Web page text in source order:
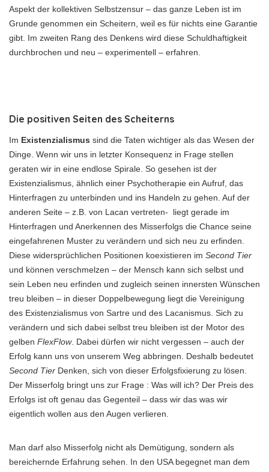
Aspekt der kollektiven Selbstzensur – das ganze Leben ist im
Grunde genommen ein Scheitern, weil es für nichts eine Garantie
gibt. Im zweiten Rang des Denkens wird diese Schuldhaftigkeit
durchbrochen und neu – experimentell – erfahren.
Die positiven Seiten des Scheiterns
Im Existenzialismus sind die Taten wichtiger als das Wesen der
Dinge. Wenn wir uns in letzter Konsequenz in Frage stellen
geraten wir in eine endlose Spirale. So gesehen ist der
Existenzialismus, ähnlich einer Psychotherapie ein Aufruf, das
Hinterfragen zu unterbinden und ins Handeln zu gehen. Auf der
anderen Seite – z.B. von Lacan vertreten- liegt gerade im
Hinterfragen und Anerkennen des Misserfolgs die Chance seine
eingefahrenen Muster zu verändern und sich neu zu erfinden.
Diese widersprüchlichen Positionen koexistieren im Second Tier
und können verschmelzen – der Mensch kann sich selbst und
sein Leben neu erfinden und zugleich seinen innersten Wünschen
treu bleiben – in dieser Doppelbewegung liegt die Vereinigung
des Existenzialismus von Sartre und des Lacanismus. Sich zu
verändern und sich dabei selbst treu bleiben ist der Motor des
gelben FlexFlow. Dabei dürfen wir nicht vergessen – auch der
Erfolg kann uns von unserem Weg abbringen. Deshalb bedeutet
Second Tier Denken, sich von dieser Erfolgsfixierung zu lösen.
Der Misserfolg bringt uns zur Frage : Was will ich? Der Preis des
Erfolgs ist oft genau das Gegenteil – dass wir das was wir
eigentlich wollen aus den Augen verlieren.
Man darf also Misserfolg nicht als Demütigung, sondern als
bereichernde Erfahrung sehen. In den USA begegnet man dem